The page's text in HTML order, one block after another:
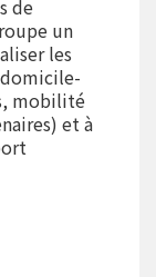
de
un
les
mobilité
et à